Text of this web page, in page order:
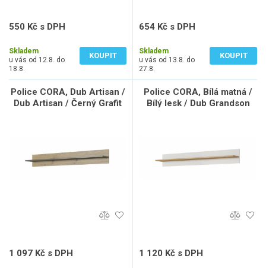
550 Kč s DPH
Skladem
u vás od 12.8. do
18.8.
KOUPIT
654 Kč s DPH
Skladem
u vás od 13.8. do
27.8.
KOUPIT
Police CORA, Dub Artisan /
Dub Artisan / Černý Grafit
1 097 Kč s DPH
Police CORA, Bílá matná /
Bílý lesk / Dub Grandson
1 120 Kč s DPH